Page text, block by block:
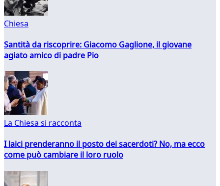
Chiesa
Santità da riscoprire: Giacomo Gaglione, il giovane
agiato amico di padre Pio
La Chiesa si racconta
I laici prenderanno il posto dei sacerdoti? No, ma ecco
come può cambiare il loro ruolo